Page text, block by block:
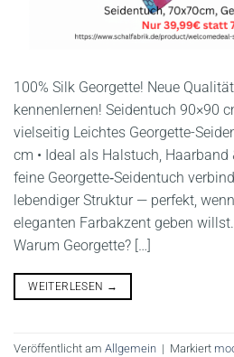
100% Silk Georgette! Neue
kennenlernen! Seidentuch 90×90
vielseitig Leichtes Georgette-
cm • Ideal als Halstuch, Haarband
feine Georgette‑Seidentuch
lebendiger Struktur — perfekt,
eleganten Farbakzent geben
Warum Georgette? […]
WEITERLESEN →
Veröffentlicht am Allgemein | Markiert